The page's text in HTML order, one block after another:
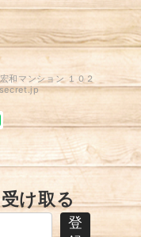
和マンション １０２
け取る
登